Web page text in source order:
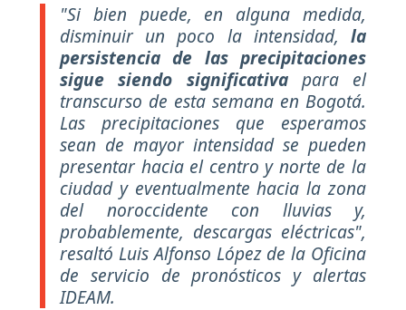
"Si bien puede, en alguna medida,
disminuir un poco la intensidad, la
persistencia de las precipitaciones
sigue siendo significativapara el
transcurso de esta semana en Bogotá.
Las precipitaciones que esperamos
sean de mayor intensidad se pueden
presentar hacia el centro y norte de la
ciudad y eventualmente hacia la zona
del noroccidente con lluvias y,
probablemente, descargas eléctricas",
resaltó Luis Alfonso López de la Oficina
de servicio de pronósticos y alertas
IDEAM.